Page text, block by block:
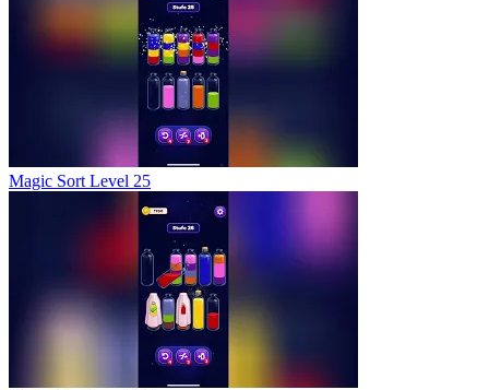
Magic Sort Level 25